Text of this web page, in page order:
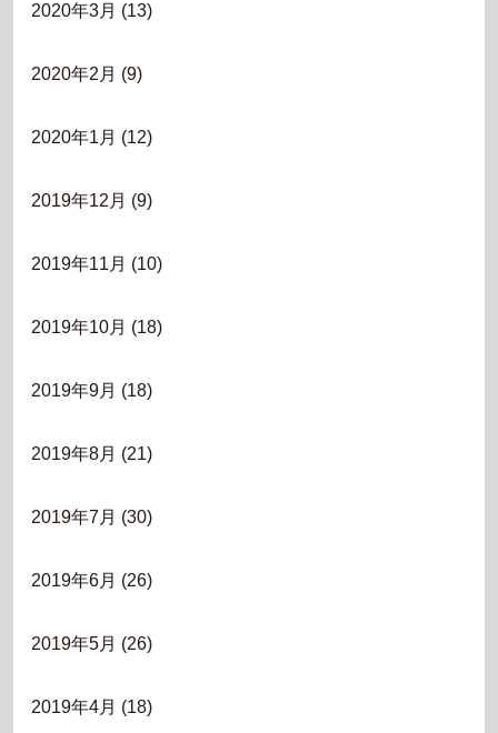
2020年3月 (13)
2020年2月 (9)
2020年1月 (12)
2019年12月 (9)
2019年11月 (10)
2019年10月 (18)
2019年9月 (18)
2019年8月 (21)
2019年7月 (30)
2019年6月 (26)
2019年5月 (26)
2019年4月 (18)